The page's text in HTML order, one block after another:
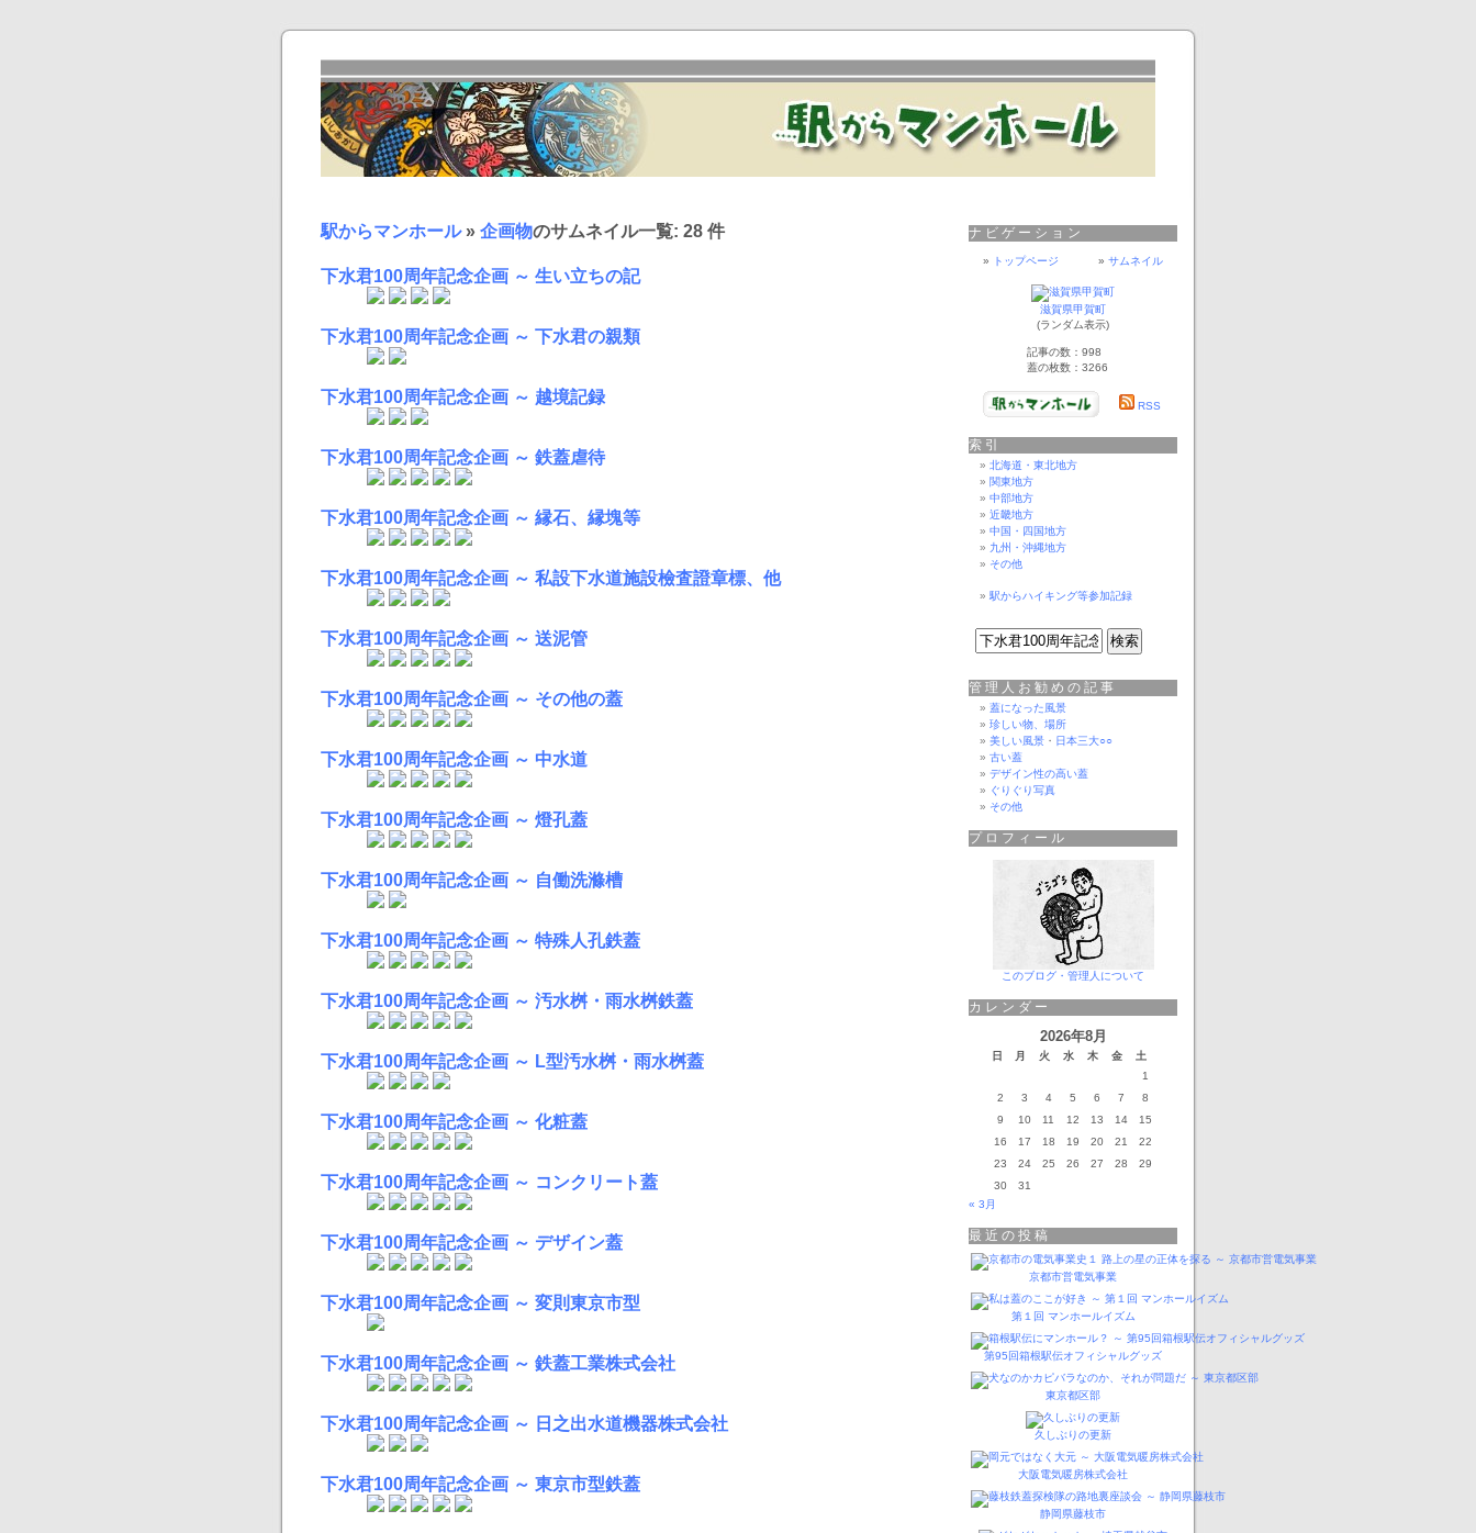
駅からマンホール» 企画物のサムネイル一覧: 28 件
下水君100周年記念企画 ～ 生い立ちの記
下水君100周年記念企画 ～ 下水君の親類
下水君100周年記念企画 ～ 越境記録
下水君100周年記念企画 ～ 鉄蓋虐待
下水君100周年記念企画 ～ 縁石、縁塊等
下水君100周年記念企画 ～ 私設下水道施設檢査證章標、他
下水君100周年記念企画 ～ 送泥管
下水君100周年記念企画 ～ その他の蓋
下水君100周年記念企画 ～ 中水道
下水君100周年記念企画 ～ 燈孔蓋
下水君100周年記念企画 ～ 自働洗滌槽
下水君100周年記念企画 ～ 特殊人孔鉄蓋
下水君100周年記念企画 ～ 汚水桝・雨水桝鉄蓋
下水君100周年記念企画 ～ L型汚水桝・雨水桝蓋
下水君100周年記念企画 ～ 化粧蓋
下水君100周年記念企画 ～ コンクリート蓋
下水君100周年記念企画 ～ デザイン蓋
下水君100周年記念企画 ～ 変則東京市型
下水君100周年記念企画 ～ 鉄蓋工業株式会社
下水君100周年記念企画 ～ 日之出水道機器株式会社
下水君100周年記念企画 ～ 東京市型鉄蓋
ナビゲーション
» トップページ » サムネイル
滋賀県甲賀町
(ランダム表示)
記事の数：998
蓋の枚数：3266
RSS
索引
北海道・東北地方
関東地方
中部地方
近畿地方
中国・四国地方
九州・沖縄地方
その他
駅からハイキング等参加記録
管理人お勧めの記事
蓋になった風景
珍しい物、場所
美しい風景 ・ 日本三大○○
古い蓋
デザイン性の高い蓋
ぐりぐり写真
その他
プロフィール
このブログ・管理人について
カレンダー
2026年8月
日 月 火 水 木 金
土
1
2
3 4 5 6 7
8
9
10 11 12 13 14
15
16
17 18 19 20 21
22
23
24 25 26 27 28
29
30
31
« 3月
最近の投稿
京都市営電気事業
第１回 マンホールイズム
第95回箱根駅伝オフィシャルグッズ
東京都区部
久しぶりの更新
大阪電気暖房株式会社
静岡県藤枝市